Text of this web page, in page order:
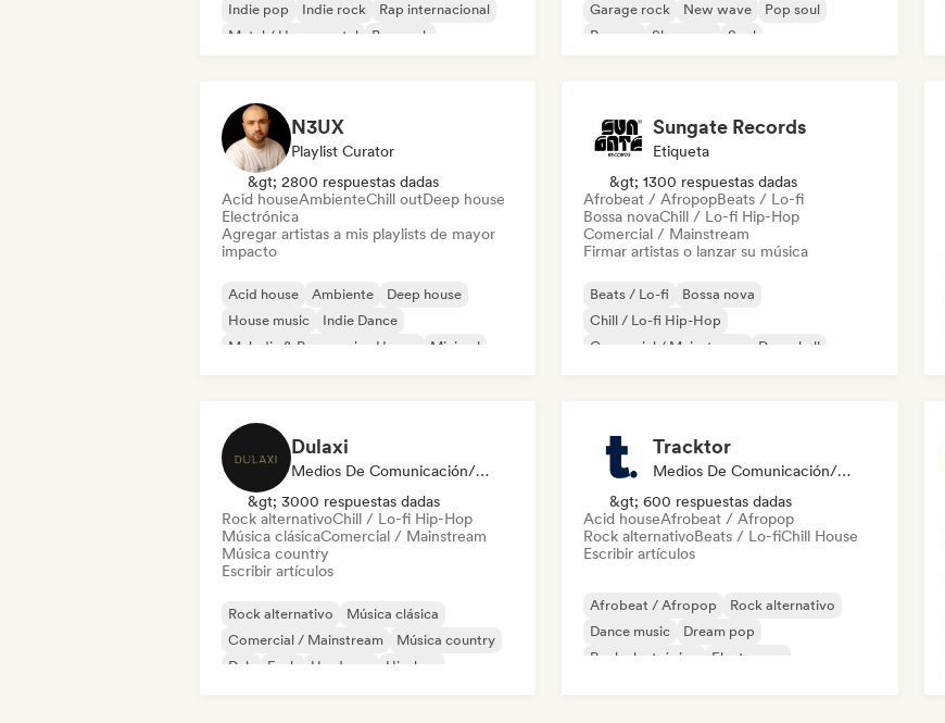
Indie pop
Indie rock
Rap internacional
Metal / Heavy metal
Pop rock
Garage rock
New wave
Pop soul
Reggae
Shoegaze Soul
N3UX
Playlist Curator
&gt; 2800 respuestas dadas
Acid houseAmbienteChill outDeep house
Electrónica
Agregar artistas a mis playlists de mayor
impacto
Acid house Ambiente
Deep house
House music
Indie Dance
Melodic & Progressive House
Minimal
Sungate Records
Etiqueta
&gt; 1300 respuestas dadas
Afrobeat / AfropopBeats / Lo-fi
Bossa novaChill / Lo-fi Hip-Hop
Comercial / Mainstream
Firmar artistas o lanzar su música
Beats / Lo-fi
Bossa nova
Chill / Lo-fi Hip-Hop
Comercial / Mainstream
Dancehall
Dulaxi
Medios De Comunicación/Periodista
&gt; 3000 respuestas dadas
Rock alternativoChill / Lo-fi Hip-Hop
Música clásicaComercial / Mainstream
Música country
Escribir artículos
Rock alternativo
Música clásica
Comercial / Mainstream
Música country
Dub
Funk Hardcore Hip-hop
Tracktor
Medios De Comunicación/Periodista
&gt; 600 respuestas dadas
Acid houseAfrobeat / Afropop
Rock alternativoBeats / Lo-fiChill House
Escribir artículos
Afrobeat / Afropop
Rock alternativo
Dance music
Dream pop
Rock electrónico
Electropop